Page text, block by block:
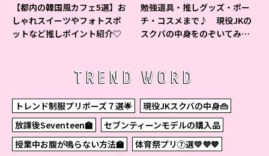
【都内の韓国風カフェ5選】お
しゃれスイーツやフォトスポ
ットなど推しポイント紹介♡
勉強道具・推しグッズ・ポー
チ・コスメまで♪ 現役JKの
スクバの中身をのぞいてみ
TREND WORD
トレンド制服プリポーズ７選🌟
現役JKスクバの中身👜
放課後Seventeen🏫
セブンティーンモデルの購入品
授業中お腹が鳴らない方法🏫
体育祭プリ⑦選💛💜💙